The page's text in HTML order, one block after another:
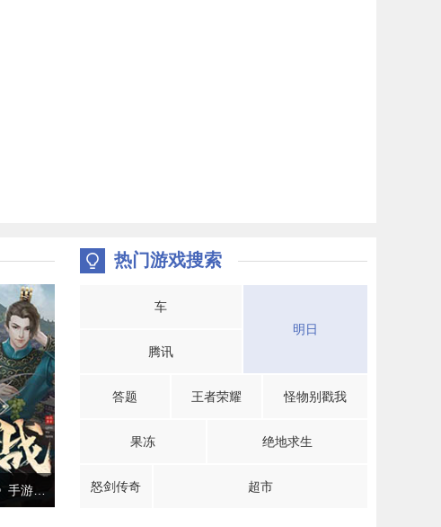
热门游戏搜索
车
腾讯
明日
答题 王者荣耀 怪物别戳我
果冻 绝地求生
怒剑传奇 超市